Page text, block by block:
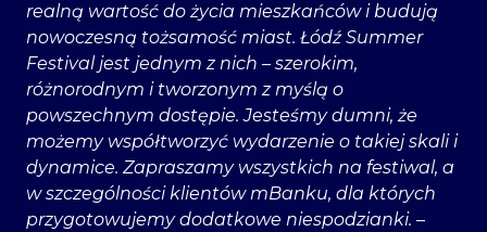
realną wartość do życia mieszkańców i budują
nowoczesną tożsamość miast. Łódź Summer
Festival jest jednym z nich – szerokim,
różnorodnym i tworzonym z myślą o
powszechnym dostępie. Jesteśmy dumni, że
możemy współtworzyć wydarzenie o takiej skali i
dynamice. Zapraszamy wszystkich na festiwal, a
w szczególności klientów mBanku, dla których
przygotowujemy dodatkowe niespodzianki. –